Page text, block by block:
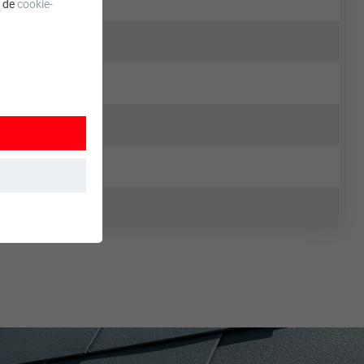
decookie-
gebruikt.